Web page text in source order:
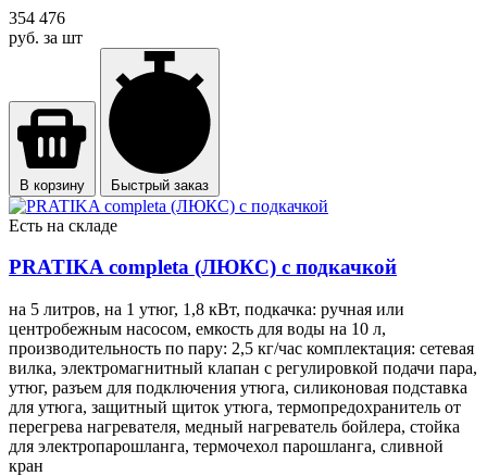
354 476
руб. за шт
В корзину Быстрый заказ
Есть на складе
PRATIKA completa (ЛЮКС) с подкачкой
на 5 литров, на 1 утюг, 1,8 кВт, подкачка: ручная или
центробежным насосом, емкость для воды на 10 л,
производительность по пару: 2,5 кг/час комплектация: сетевая
вилка, электромагнитный клапан с регулировкой подачи пара,
утюг, разъем для подключения утюга, силиконовая подставка
для утюга, защитный щиток утюга, термопредохранитель от
перегрева нагревателя, медный нагреватель бойлера, стойка
для электропарошланга, термочехол парошланга, сливной
кран